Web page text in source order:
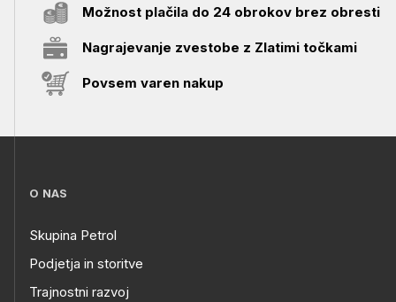
Možnost plačila do 24 obrokov brez obresti
Nagrajevanje zvestobe z Zlatimi točkami
Povsem varen nakup
O NAS
Skupina Petrol
Podjetja in storitve
Trajnostni razvoj